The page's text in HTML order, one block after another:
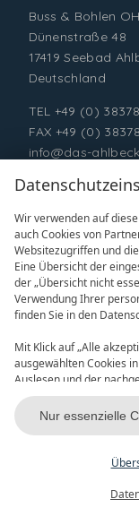
Wir verwenden auf
auch Cookies von
Websitezugriffen und
Eine Übersicht der
der „Übersicht nicht
Verwendung Ihrer
finden Sie in den
Mit Klick auf „Alle
ausgewählten Cookies
Auslesen und der
Daten (z.B. Ihrer IP-
Sie damit nicht
Cookies“. Eine
essenzieller Cookies“
dieser Website oder in
Nur essenzielle
Buss & Bohlen
Dünenstraße 48
17419 Seebad
Deutschland
TEL +49 (0)
FAX +49 (0)
info@das-
ONLINE